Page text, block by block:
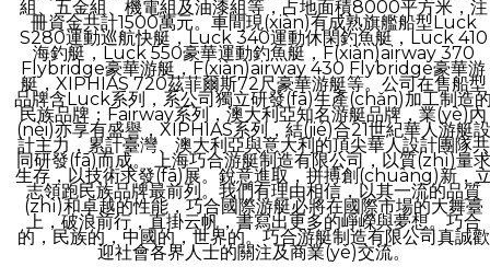
組、五金組、機電組及油漆組等，占地面積8000平方米，注
冊資金共計1500萬元。車間現(xiàn)有成熟旗艦船型Luck
S280運動巡航快艇，Luck 340運動休閑釣魚艇，Luck 410
海釣艇，Luck 550豪華運動釣魚艇，F(xiàn)airway 370
Flybridge豪華游艇，F(xiàn)airway 430 Flybridge豪華游
艇，XIPHIAS 720茲菲爾斯72尺豪華游艇等。公司在售船型
品牌含Luck系列，系公司獨立研發(fā)生產(chǎn)加工制造
民族品牌；Fairway系列，澳大利亞知名游艇品牌，業(yè)內
(nèi)亦享有盛譽，XIPHIAS系列，結(jié)合21世紀華人游艇設
計主力，累計臺灣、澳大利亞與意大利的頂尖華人設計團隊共
同研發(fā)而成。 上海巧合游艇制造有限公司，以質(zhì)量求
生存，以技術求發(fā)展。銳意進取，拼搏創(chuàng)新，
志領跑民族品牌最前列。我們有理由相信，以其一流的品質
(zhì)和卓越的性能，巧合國際游艇必將在國際市場的大舞臺
上，破浪前行，直掛云帆，書寫出更多的崢嶸與夢想。巧合
的，民族的，中國的，世界的。巧合游艇制造有限公司真誠歡
迎社會各界人士的關注及商業(yè)交流。